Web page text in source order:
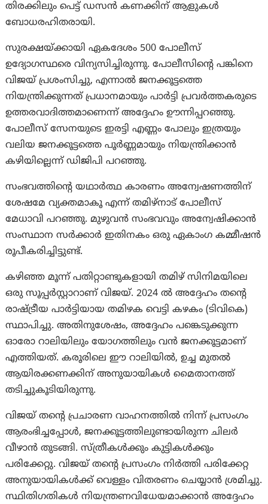
തിരക്കിലും പെട്ട് ഡസൻ കണക്കിന് ആളുകൾ
ബോധരഹിതരായി.
സുരക്ഷയ്ക്കായി ഏകദേശം 500 പോലീസ്
ഉദ്യോഗസ്ഥരെ വിന്യസിച്ചിരുന്നു. പോലീസിന്റെ പങ്കിനെ
വിജയ് പ്രശംസിച്ചു, എന്നാൽ ജനക്കൂട്ടത്തെ
നിയന്ത്രിക്കുന്നത് പ്രധാനമായും പാർട്ടി പ്രവർത്തകരുടെ
ഉത്തരവാദിത്തമാണെന്ന് അദ്ദേഹം ഊന്നിപ്പറഞ്ഞു.
പോലീസ് സേനയുടെ ഇരട്ടി എണ്ണം പോലും ഇത്രയും
വലിയ ജനക്കൂട്ടത്തെ പൂർണ്ണമായും നിയന്ത്രിക്കാൻ
കഴിയില്ലെന്ന് ഡിജിപി പറഞ്ഞു.
സംഭവത്തിന്റെ യഥാർത്ഥ കാരണം അന്വേഷണത്തിന്
ശേഷമേ വ്യക്തമാകൂ എന്ന് തമിഴ്നാട് പോലീസ്
മേധാവി പറഞ്ഞു. മുഴുവൻ സംഭവവും അന്വേഷിക്കാൻ
സംസ്ഥാന സർക്കാർ ഇതിനകം ഒരു ഏകാംഗ കമ്മീഷൻ
രൂപീകരിച്ചിട്ടുണ്ട്.
കഴിഞ്ഞ മൂന്ന് പതിറ്റാണ്ടുകളായി തമിഴ് സിനിമയിലെ
ഒരു സൂപ്പർസ്റ്റാറാണ് വിജയ്. 2024 ൽ അദ്ദേഹം തന്റെ
രാഷ്ട്രീയ പാർട്ടിയായ തമിഴക വെട്ടി കഴകം (ടിവികെ)
സ്ഥാപിച്ചു. അതിനുശേഷം, അദ്ദേഹം പങ്കെടുക്കുന്ന
ഓരോ റാലിയിലും യോഗത്തിലും വൻ ജനക്കൂട്ടമാണ്
എത്തിയത്. കരൂരിലെ ഈ റാലിയിൽ, ഉച്ച മുതൽ
ആയിരക്കണക്കിന് അനുയായികൾ മൈതാനത്ത്
തടിച്ചുകൂടിയിരുന്നു.
വിജയ് തന്റെ പ്രചാരണ വാഹനത്തിൽ നിന്ന് പ്രസംഗം
ആരംഭിച്ചപ്പോൾ, ജനക്കൂട്ടത്തിലുണ്ടായിരുന്ന ചിലര്‍
വീഴാൻ തുടങ്ങി. സ്ത്രീകൾക്കും കുട്ടികൾക്കും
പരിക്കേറ്റു. വിജയ് തന്റെ പ്രസംഗം നിർത്തി പരിക്കേറ്റ
അനുയായികൾക്ക് വെള്ളം വിതരണം ചെയ്യാൻ ശ്രമിച്ചു.
സ്ഥിതിഗതികൾ നിയന്ത്രണവിധേയമാക്കാൻ അദ്ദേഹം